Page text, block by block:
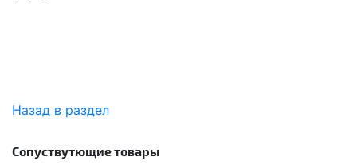
Назад в раздел
Сопуствутющие товары